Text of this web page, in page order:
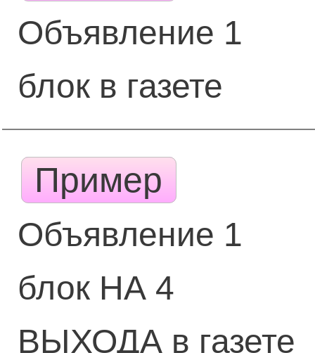
Объявление 1
блок в газете
Пример
Объявление 1
блок НА 4
ВЫХОДА в газете